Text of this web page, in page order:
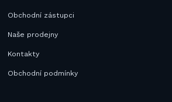
Obchodní zástupci
Naše prodejny
Kontakty
Obchodní podmínky